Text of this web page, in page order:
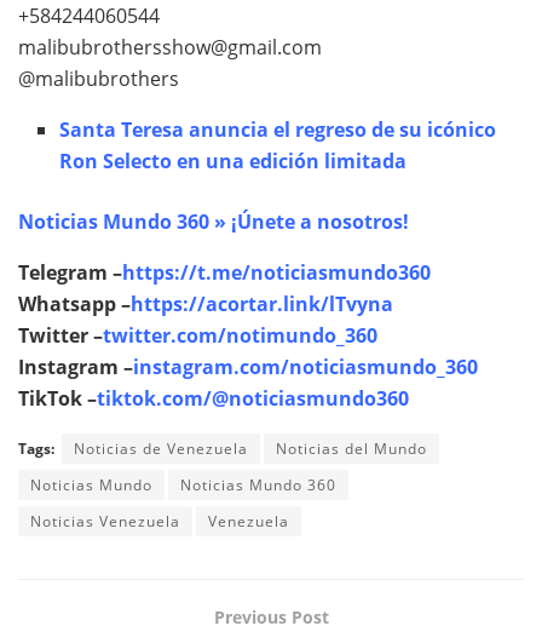
+584244060544
malibubrothersshow@gmail.com
@malibubrothers
Santa Teresa anuncia el regreso de su icónico
Ron Selecto en una edición limitada
Noticias Mundo 360 » ¡Únete a nosotros!
Telegram –https://t.me/noticiasmundo360
Whatsapp –https://acortar.link/lTvyna
Twitter –twitter.com/notimundo_360
Instagram –instagram.com/noticiasmundo_360
TikTok –tiktok.com/@noticiasmundo360
Tags: Noticias de Venezuela
Noticias del Mundo
Noticias Mundo
Noticias Mundo 360
Noticias Venezuela
Venezuela
Previous Post